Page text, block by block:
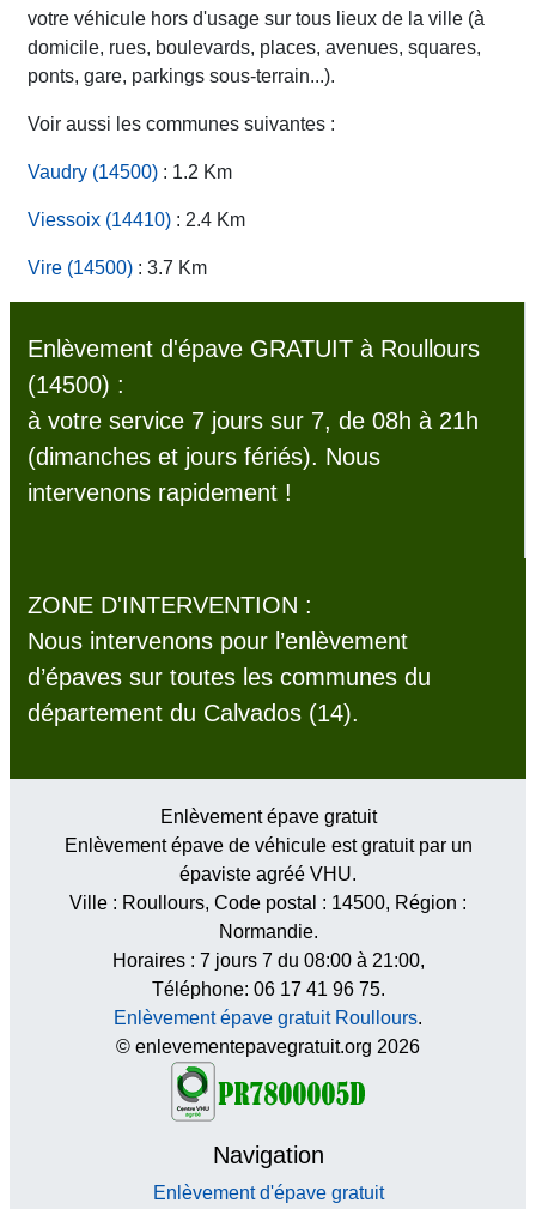
votre véhicule hors d'usage sur tous lieux de la ville (à
domicile, rues, boulevards, places, avenues, squares,
ponts, gare, parkings sous-terrain...).
Voir aussi les communes suivantes :
Vaudry (14500) : 1.2 Km
Viessoix (14410) : 2.4 Km
Vire (14500) : 3.7 Km
Enlèvement d'épave GRATUIT à Roullours
(14500) :
à votre service 7 jours sur 7, de 08h à 21h
(dimanches et jours fériés). Nous
intervenons rapidement !
ZONE D'INTERVENTION :
Nous intervenons pour l’enlèvement
d’épaves sur toutes les communes du
département du Calvados (14).
Enlèvement épave gratuit
Enlèvement épave de véhicule est gratuit par un
épaviste agréé VHU.
Ville : Roullours, Code postal : 14500, Région :
Normandie.
Horaires : 7 jours 7 du 08:00 à 21:00,
Téléphone: 06 17 41 96 75.
Enlèvement épave gratuit Roullours.
© enlevementepavegratuit.org 2026
Navigation
Enlèvement d'épave gratuit